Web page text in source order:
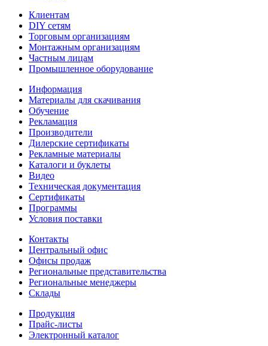
Клиентам
DIY сетям
Торговым организациям
Монтажным организациям
Частным лицам
Промышленное оборудование
Информация
Материалы для скачивания
Обучение
Рекламация
Производители
Дилерские сертификаты
Рекламные материалы
Каталоги и буклеты
Видео
Техническая документация
Сертификаты
Программы
Условия поставки
Контакты
Центральный офис
Офисы продаж
Региональные представительства
Региональные менеджеры
Склады
Продукция
Прайс-листы
Электронный каталог